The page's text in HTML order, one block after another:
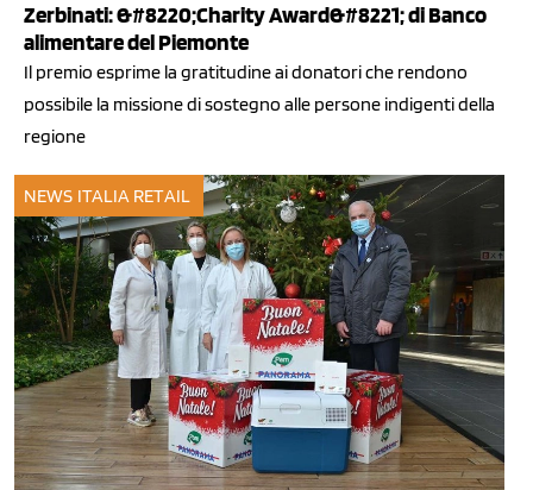
Zerbinati: &#8220;Charity Award&#8221; di Banco
alimentare del Piemonte
Il premio esprime la gratitudine ai donatori che rendono
possibile la missione di sostegno alle persone indigenti della
regione
NEWS ITALIA RETAIL